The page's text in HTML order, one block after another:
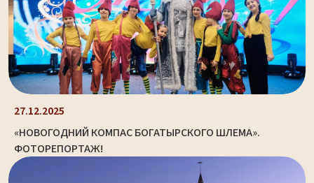
27.12.2025
«НОВОГОДНИЙ КОМПАС БОГАТЫРСКОГО ШЛЕМА».
ФОТОРЕПОРТАЖ!